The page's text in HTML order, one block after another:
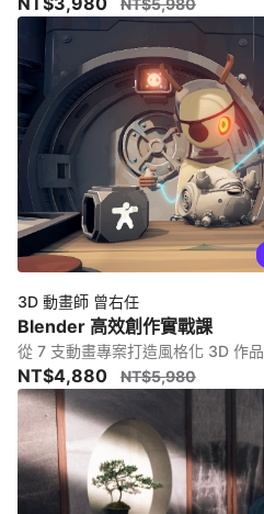
3D 動畫師 曾右任
Blender 高效創作實戰課
從 7 支動畫專案打造風格化 3D 作品
NT$4,880 NT$5,980